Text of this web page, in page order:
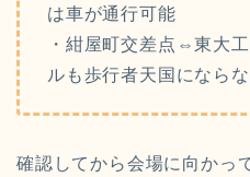
は車が通行可能
・紺屋町交差点⇔東大
ルも歩行者天国になら
確認してから会場に向かっ